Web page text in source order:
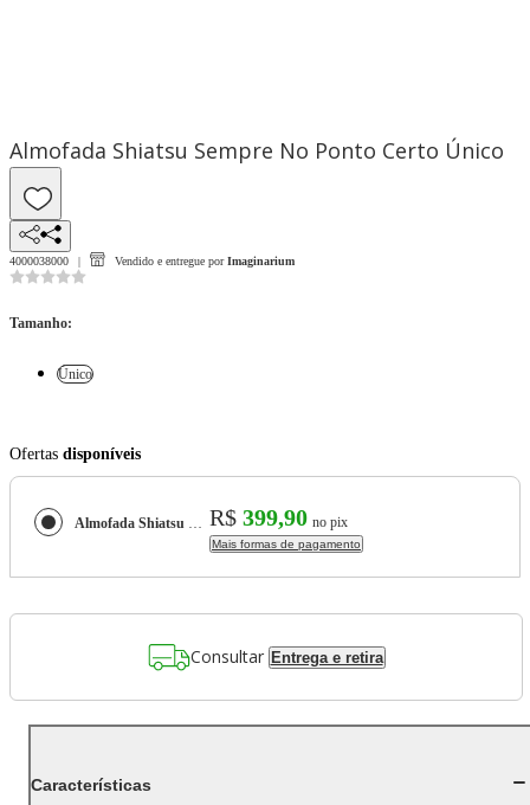
Almofada Shiatsu Sempre No Ponto Certo Único
4000038000 Vendido e entregue por Imaginarium
Tamanho:
Único
Ofertas disponíveis
Almofada Shiatsu Sempre No Ponto Certo R$ 399,90 no pix
Mais formas de pagamento
Consultar Entrega e retira
Características